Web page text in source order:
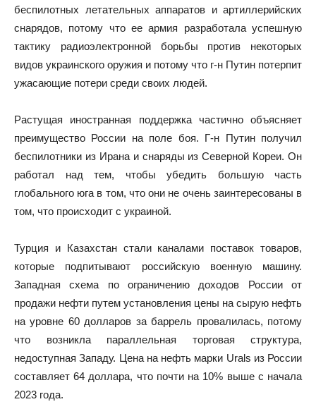
беспилотных летательных аппаратов и артиллерийских
снарядов, потому что ее армия разработала успешную
тактику радиоэлектронной борьбы против некоторых
видов украинского оружия и потому что г-н Путин потерпит
ужасающие потери среди своих людей.
Растущая иностранная поддержка частично объясняет
преимущество России на поле боя. Г-н Путин получил
беспилотники из Ирана и снаряды из Северной Кореи. Он
работал над тем, чтобы убедить большую часть
глобального юга в том, что они не очень заинтересованы в
том, что происходит с украиной.
Турция и Казахстан стали каналами поставок товаров,
которые подпитывают российскую военную машину.
Западная схема по ограничению доходов России от
продажи нефти путем установления цены на сырую нефть
на уровне 60 долларов за баррель провалилась, потому
что возникла параллельная торговая структура,
недоступная Западу. Цена на нефть марки Urals из России
составляет 64 доллара, что почти на 10% выше с начала
2023 года.